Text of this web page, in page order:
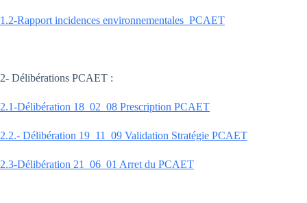
1.2-Rapport incidences environnementales_PCAET
2- Délibérations PCAET :
2.1-Délibération 18_02_08 Prescription PCAET
2.2.- Délibération 19_11_09 Validation Stratégie PCAET
2.3-Délibération 21_06_01 Arret du PCAET